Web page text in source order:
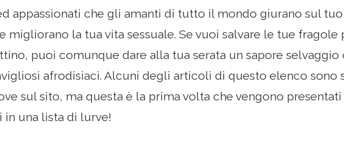
appassionati che gli amanti di tutto il mondo giurano sul tuo
migliorano la tua vita sessuale. Se vuoi salvare le tue fragole
puoi comunque dare alla tua serata un sapore selvaggio
afrodisiaci. Alcuni degli articoli di questo elenco sono
sul sito, ma questa è la prima volta che vengono presentati
una lista di lurve!